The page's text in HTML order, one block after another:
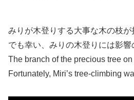
みりが木登りする大事な木の枝が
でも幸い、みりの木登りには影響
The branch of the precious tree
Fortunately, Miri’s tree-climbing